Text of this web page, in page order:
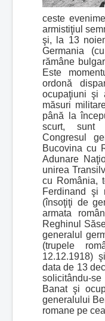
ceste
armistiţiul
şi, la 13
Germania
rămâne
Este
ordonă
ocupaţiuni şi
măsuri
până la
scurt, sunt
Congresul
Bucovina cu
Adunare
unirea
cu România,
Ferdinand şi
(însoţiţi de
armata
Reghinul
generalul
(trupele
12.12.1918)
data de 13
solicitându-
Banat şi
generalului
romane pe